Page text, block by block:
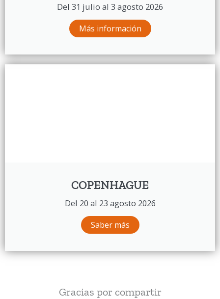
Del 31 julio al 3 agosto 2026
Más información
COPENHAGUE
Del 20 al 23 agosto 2026
Saber más
Gracias por compartir